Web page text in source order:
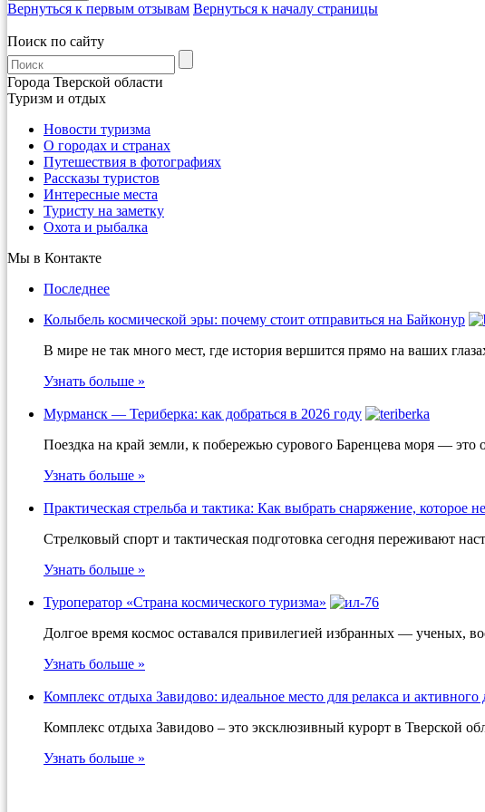
Вернуться к первым отзывам Вернуться к началу страницы
Поиск по сайту
Города Тверской области
Туризм и отдых
Новости туризма
О городах и странах
Путешествия в фотографиях
Рассказы туристов
Интересные места
Туристу на заметку
Охота и рыбалка
Мы в Контакте
Последнее
Колыбель космической эры: почему стоит отправиться на Байконур
В мире не так много мест, где история вершится прямо на ваших
Узнать больше »
Мурманск — Териберка: как добраться в 2026 году
Поездка на край земли, к побережью сурового Баренцева моря —
Узнать больше »
Практическая стрельба и тактика: Как выбрать снаряжение, которое
Стрелковый спорт и тактическая подготовка сегодня переживают
Узнать больше »
Туроператор «Страна космического туризма»
Долгое время космос оставался привилегией избранных — ученых,
Узнать больше »
Комплекс отдыха Завидово: идеальное место для релакса и активного
Комплекс отдыха Завидово – это эксклюзивный курорт в Тверской
Узнать больше »